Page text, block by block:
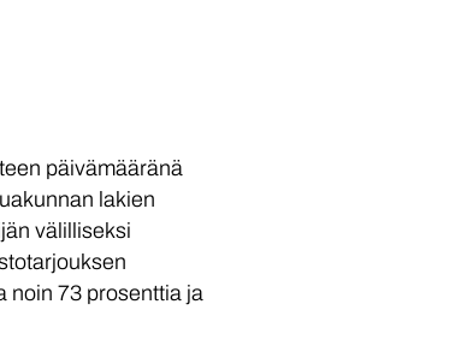
päivämääränä
lakien
välilliseksi
noin 73 prosenttia ja